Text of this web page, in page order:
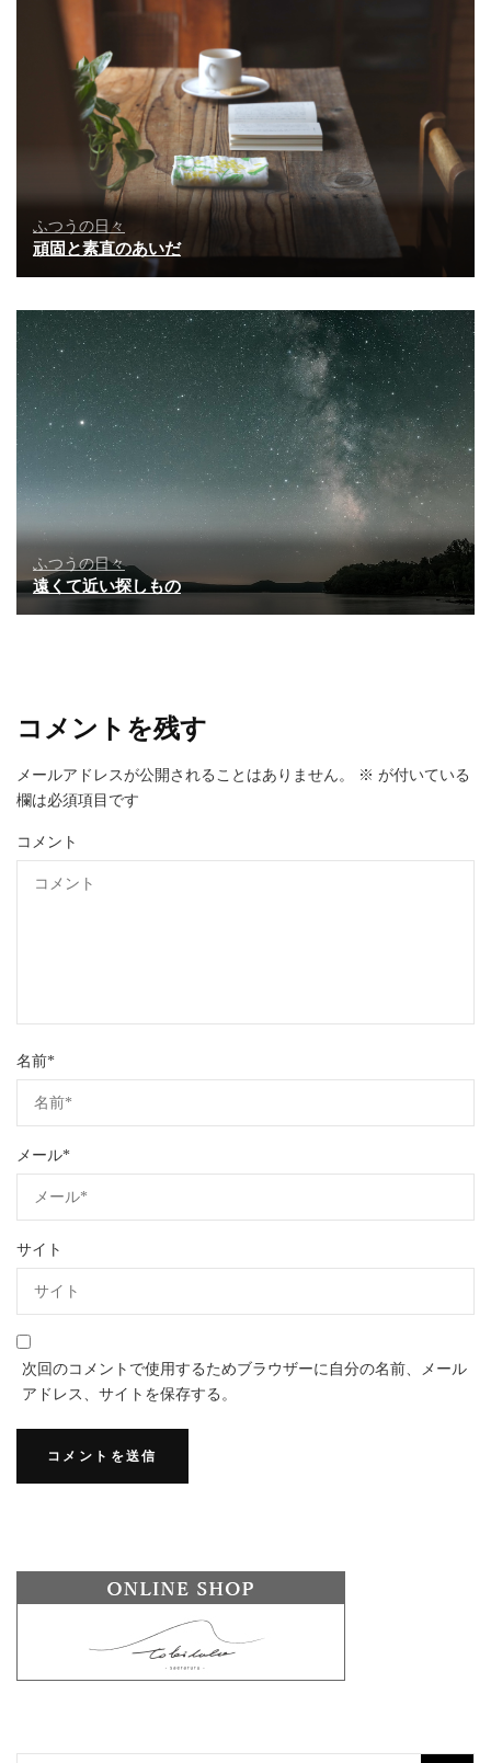
ふつうの日々
頑固と素直のあいだ
ふつうの日々
遠くて近い探しもの
コメントを残す
メールアドレスが公開されることはありません。 ※ が付いている
欄は必須項目です
コメント
名前*
メール*
サイト
次回のコメントで使用するためブラウザーに自分の名前、メール
アドレス、サイトを保存する。